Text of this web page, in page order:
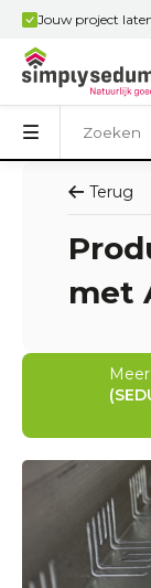
Jouw project
Terug
met